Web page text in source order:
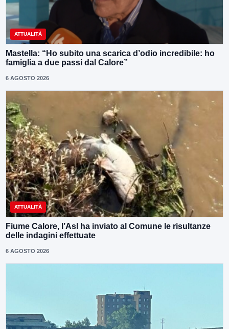
ATTUALITÀ
Mastella: “Ho subito una scarica d’odio incredibile: ho
famiglia a due passi dal Calore”
6 AGOSTO 2026
ATTUALITÀ
Fiume Calore, l’Asl ha inviato al Comune le risultanze
delle indagini effettuate
6 AGOSTO 2026